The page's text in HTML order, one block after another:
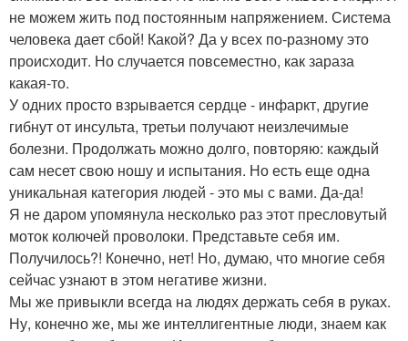
не можем жить под постоянным напряжением. Система
человека дает сбой! Какой? Да у всех по-разному это
происходит. Но случается повсеместно, как зараза
какая-то.
У одних просто взрывается сердце - инфаркт, другие
гибнут от инсульта, третьи получают неизлечимые
болезни. Продолжать можно долго, повторяю: каждый
сам несет свою ношу и испытания. Но есть еще одна
уникальная категория людей - это мы с вами. Да-да!
Я не даром упомянула несколько раз этот пресловутый
моток колючей проволоки. Представьте себя им.
Получилось?! Конечно, нет! Но, думаю, что многие себя
сейчас узнают в этом негативе жизни.
Мы же привыкли всегда на людях держать себя в руках.
Ну, конечно же, мы же интеллигентные люди, знаем как